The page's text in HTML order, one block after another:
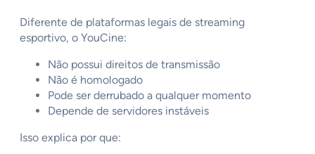
Diferente de plataformas legais de streaming
esportivo, o YouCine:
Não possui direitos de transmissão
Não é homologado
Pode ser derrubado a qualquer momento
Depende de servidores instáveis
Isso explica por que: